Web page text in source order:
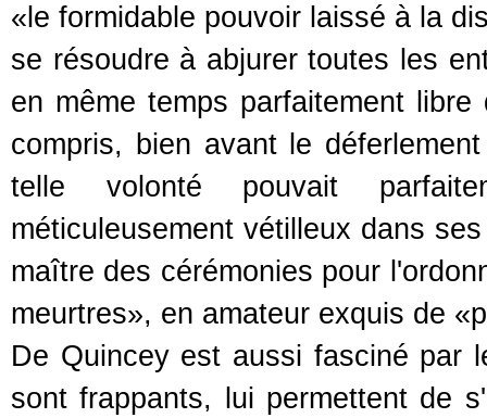
«le formidable pouvoir laissé à la
se résoudre à abjurer toutes les
en même temps parfaitement
compris, bien avant le
telle volonté pouvait
méticuleusement vétilleux dans
maître des cérémonies pour
meurtres», en amateur exquis de
De Quincey est aussi fasciné par
sont frappants, lui permettent de